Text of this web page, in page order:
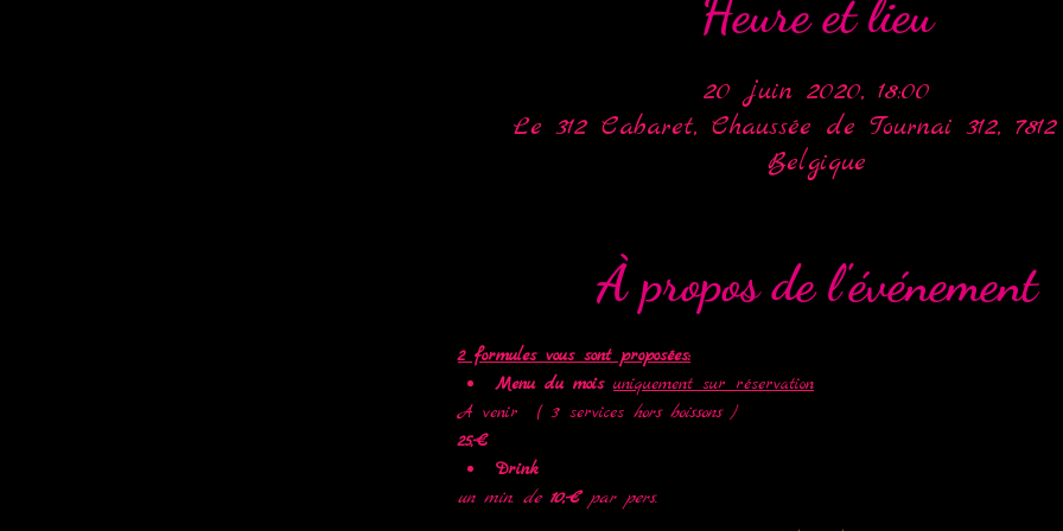
Heure et lieu
20 juin 2020, 18:00
Le 312 Cabaret, Chaussée de Tournai 312,
Belgique
À propos de l'événement
2 formules vous sont proposées:
Menu du mois uniquement sur réservation
A venir  ( 3 services hors boissons )
25,-€
Drink
un min. de 10,-€ par pers.